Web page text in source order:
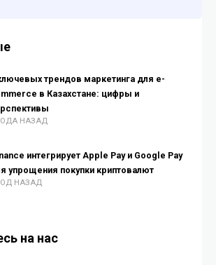
трендов маркетинга для e-
в Казахстане: цифры и
НАЗАД
интегрирует Apple Pay и Google Pay
упрощения покупки криптовалют
НАЗАД
на нас